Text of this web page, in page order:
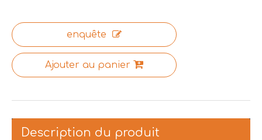
enquête
Ajouter au panier
Description du produit